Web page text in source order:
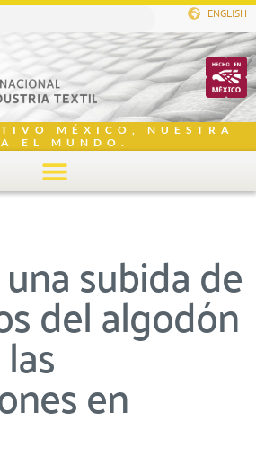
ENGLISH
MÉXICO, NUESTRA
EL MUNDO.
subida de
del algodón
en